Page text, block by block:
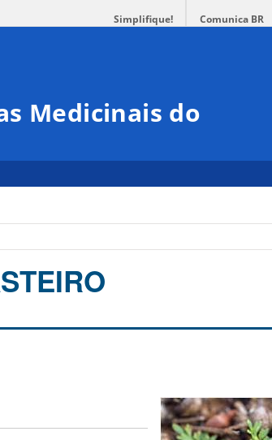
Simplifique! Comunica BR
Medicinais do